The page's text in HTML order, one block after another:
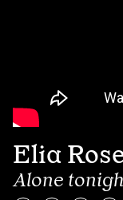
Elia
Alone